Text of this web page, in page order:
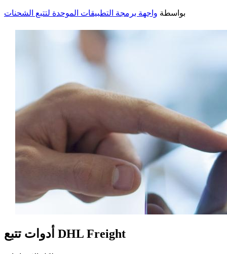
بواسطة واجهة برمجة التطبيقات الموحدة لتتبع الشحنات
أدوات تتبع DHL Freight